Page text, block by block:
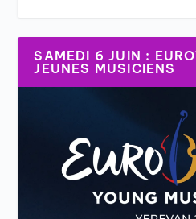
SAMEDI 6 JUIN :
JEUNES MUSICIENS